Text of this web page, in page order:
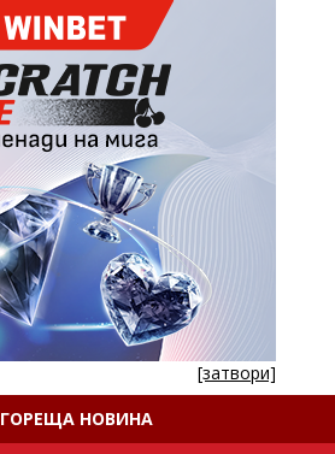
[затвори]
ГОРЕЩА НОВИНА